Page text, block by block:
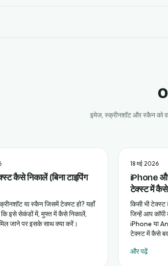
इमेज, स्क्रीनशॉट और स्कैन को
कैसे निकालें (बिना टाइपिंग
या स्कैन जिसमें टेक्स्ट हो? यहाँ
कि इसे सेकंडों में, मुफ्त में कैसे निकालें,
जाने पर इसके साथ क्या करें।
18 मई 2026
iPhone
टेक्स्ट में
किसी भी
जिन्हें आप
iPhone या
टेक्स्ट में कैसे
और पढ़ें